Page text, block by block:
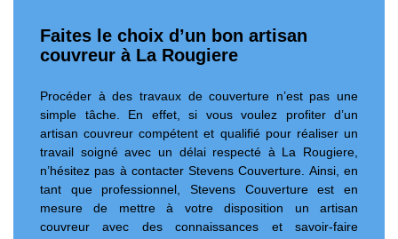
Faites le choix d’un bon artisan
couvreur à La Rougiere
Procéder à des travaux de couverture n’est pas une
simple tâche. En effet, si vous voulez profiter d’un
artisan couvreur compétent et qualifié pour réaliser un
travail soigné avec un délai respecté à La Rougiere,
n’hésitez pas à contacter Stevens Couverture. Ainsi, en
tant que professionnel, Stevens Couverture est en
mesure de mettre à votre disposition un artisan
couvreur avec des connaissances et savoir-faire